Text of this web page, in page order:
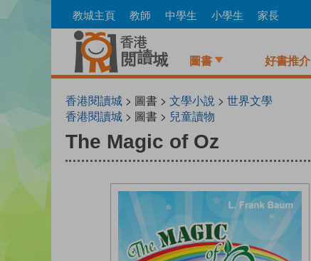
to
教城主頁 教師 中學生 小學生 家長
圖書 好書推介
香港閱讀城 > 圖書 > 文學小說 > 世界文學
香港閱讀城 > 圖書 > 兒童讀物
The Magic of Oz